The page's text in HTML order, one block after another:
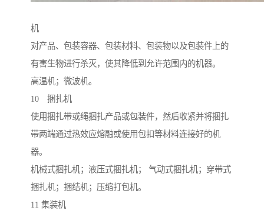
机
对产品、包装容器、包装材料、包装物以及包装件上的
有害生物进行杀灭，使其降低到允许范围内的机器。
高温机；微波机。
10 捆扎机
使用捆扎带或绳捆扎产品或包装件，然后收紧并将捆扎
带两端通过热效应熔融或使用包扣等材料连接好的机
器。
机械式捆扎机；液压式捆扎机； 气动式捆扎机；穿带式
捆扎机；捆结机；压缩打包机。
11 集装机